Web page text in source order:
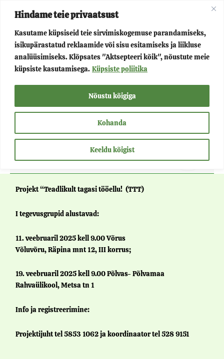
Hindame teie privaatsust
Kasutame küpsiseid teie sirvimiskogemuse parandamiseks,
isikupärastatud reklaamide või sisu esitamiseks ja liikluse
analüüsimiseks. Klõpsates "Aktsepteeri kõik", nõustute meie
küpsiste kasutamisega. Küpsiste poliitika
Kohanda
Keeldu kõigist
Nõustu kõigiga
content
Main
Menu
Võluvõru Menu
Toggle
Projektid Menu
Kontakt
Projekt “Teadlikult tagasi tööellu! (TTT)
I tegevusgrupid alustavad:
11. veebruaril 2025 kell 9.00 Võrus
Võluvõru, Räpina mnt 12, III korrus;
19. veebruaril 2025 kell 9.00 Põlvas- Põlvamaa
Rahvaülikool, Metsa tn 1
Info ja registreerimine:
Projektijuht tel 5853 1062 ja koordinaator tel 528 9151